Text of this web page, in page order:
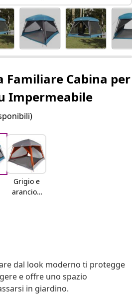
Familiare Cabina per
Impermeabile
Grigio e
arancion
dal look moderno ti protegge
e offre uno spazio
in giardino.